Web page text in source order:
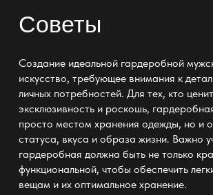
Советы
Создание идеальной гардеробной
искусство, требующее внимания к
личных потребностей. Для тех, кто ценит
эксклюзивность и роскошь,
просто местом хранения одежды, но и
статуса, вкуса и образа жизни. Важно
гардеробная должна быть не только
функциональной, чтобы обеспечить
вещам и их оптимальное хранение.